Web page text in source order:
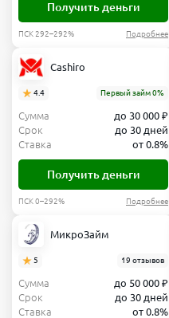
Получить деньги
ПСК 292–292% Подробнее
Cashiro
4.4 Первый займ 0%
Сумма
до 30 000 ₽
Срок
до 30 дней
Ставка
от 0.8%
Получить деньги
ПСК 0–292% Подробнее
МикроЗайм
5 19 отзывов
Сумма
до 50 000 ₽
Срок
до 30 дней
Ставка
от 0.8%